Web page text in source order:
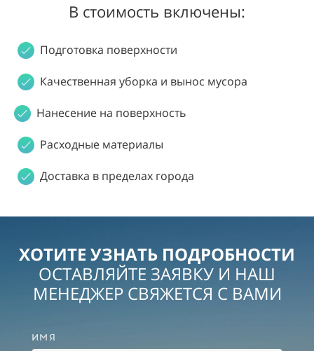
В стоимость включены:
Подготовка поверхности
Качественная уборка и вынос мусора
Нанесение на поверхность
Расходные материалы
Доставка в пределах города
ХОТИТЕ УЗНАТЬ ПОДРОБНОСТИ
ОСТАВЛЯЙТЕ ЗАЯВКУ И НАШ
МЕНЕДЖЕР СВЯЖЕТСЯ С ВАМИ
ИМЯ